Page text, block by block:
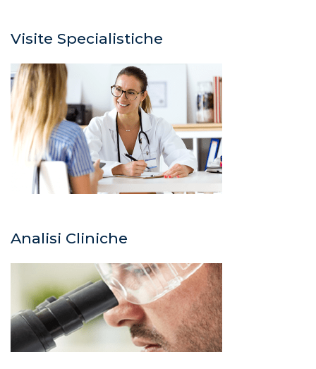
Visite Specialistiche
Analisi Cliniche